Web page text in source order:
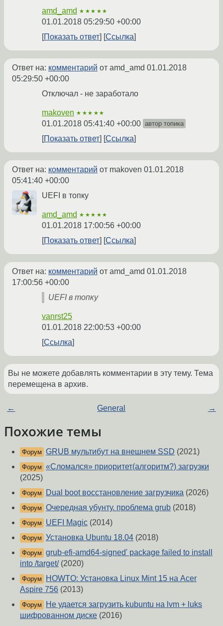
amd_amd ★★★★★
01.01.2018 05:29:50 +00:00
Показать ответ
Ссылка
Ответ на: комментарий от amd_amd 01.01.2018
05:29:50 +00:00
Отключал - не заработало
makoven ★★★★★
01.01.2018 05:41:40 +00:00 автор топика
Показать ответ Ссылка
Ответ на: комментарий от makoven 01.01.2018
05:41:40 +00:00
UEFI в топку
amd_amd ★★★★★
01.01.2018 17:00:56 +00:00
Показать ответ
Ссылка
Ответ на: комментарий от amd_amd 01.01.2018
17:00:56 +00:00
UEFI в топку
vanrst25
01.01.2018 22:00:53 +00:00
Ссылка
Вы не можете добавлять комментарии в эту тему. Тема
перемещена в архив.
← General →
Похожие темы
Форум GRUB мультибут на внешнем SSD (2021)
Форум «Сломался» приоритет(алгоритм?) загрузки
(2025)
Форум Dual boot восстановление загрузчика (2026)
Форум Очередная убунту. проблема grub (2018)
Форум UEFI Magic (2014)
Форум Установка Ubuntu 18.04 (2018)
Форум grub-efi-amd64-signed' package failed to install
into /target/(2020)
Форум
HOWTO: Установка Linux Mint 15 на Acer
Aspire 756 (2013)
Форум
Не удается загрузить kubuntu на lvm + luks
шифрованном диске (2016)